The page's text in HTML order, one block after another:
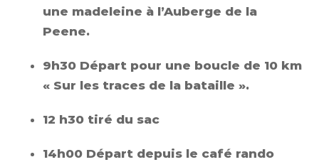
une madeleine à l’Auberge de la
Peene.
9h30 Départ pour une boucle de 10 km
« Sur les traces de la bataille ».
12 h30 tiré du sac
14h00 Départ depuis le café rando